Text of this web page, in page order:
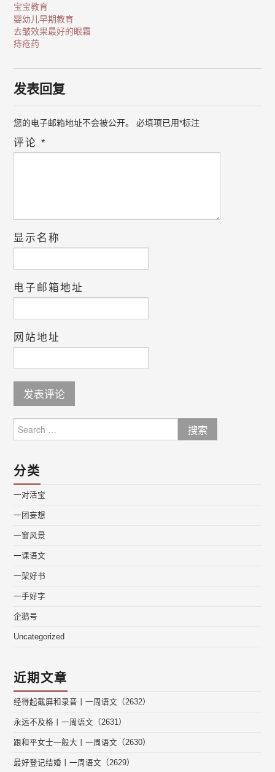
宝宝教育
婴幼儿早期教育
去皱效果最好的眼霜
痔疮药
发表回复
您的电子邮箱地址不会被公开。 必填项已用*标注
评论*
显示名称
电子邮箱地址
网站地址
for:
分类
一对活宝
一团妄想
一窗风景
一课语文
一架好书
一手好字
企鹅号
Uncategorized
近期文章
经得起截屏和录音丨一周语文（2632）
永远不及格丨一周语文（2631）
跟和平女士一般大丨一周语文（2630）
最好登记结婚丨一周语文（2629）